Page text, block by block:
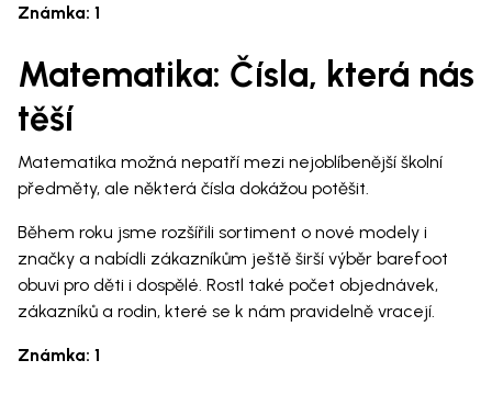
Známka: 1
Matematika: Čísla, která nás
těší
Matematika možná nepatří mezi nejoblíbenější školní
předměty, ale některá čísla dokážou potěšit.
Během roku jsme rozšířili sortiment o nové modely i
značky a nabídli zákazníkům ještě širší výběr barefoot
obuvi pro děti i dospělé. Rostl také počet objednávek,
zákazníků a rodin, které se k nám pravidelně vracejí.
Známka: 1